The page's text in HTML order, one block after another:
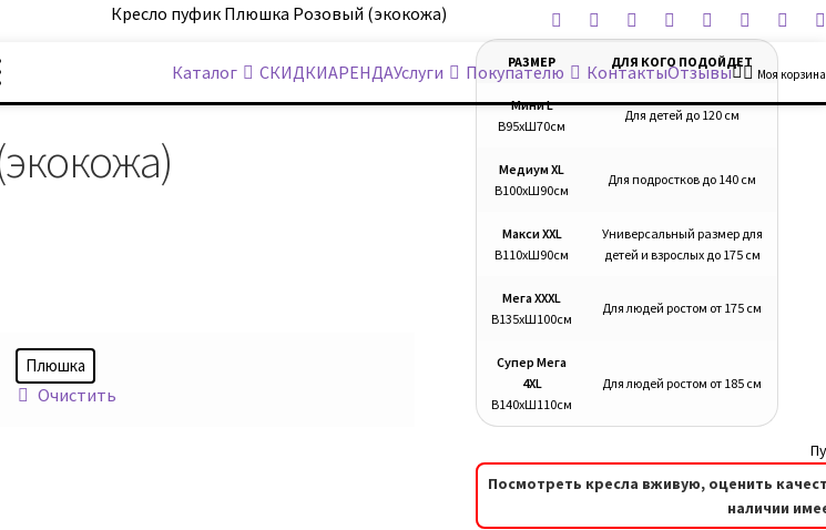
Каталог СКИДКИАРЕНДАУслуги Покупателю КонтактыОтзывы Моя корзина
Кресло пуфик Плюшка Розовый (экокожа)
Плюшка
Очистить
РАЗМЕР ДЛЯ КОГО ПОДОЙДЕТ
Мини L
В95хШ70см
Для детей до 120 см
Медиум XL
В100хШ90см
Для подростков до 140 см
Макси XXL
В110хШ90см
Универсальный размер для
детей и взрослых до 175 см
Мега XXXL
В135хШ100см
Для людей ростом от 175 см
Супер Мега
4XL
В140хШ110см
Для людей ростом от 185 см
Посмотреть кресла вживую, оценить
наличии